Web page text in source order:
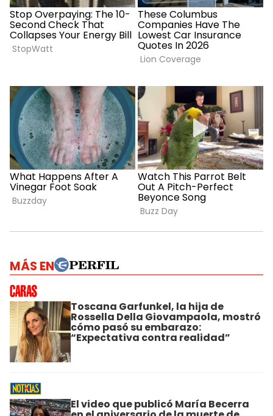
MÁS EN
Toscana Garfunkel, la hija de
Rossella Della Giovampaola, mostró
cómo pasó su embarazo:
“Expectativa contra realidad”
El video que publicó María Becerra